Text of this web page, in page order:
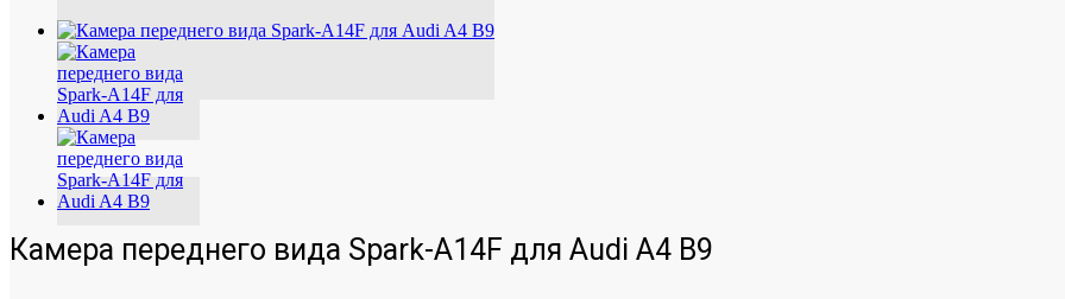
Камера переднего вида Spark-A14F для Audi A4 B9